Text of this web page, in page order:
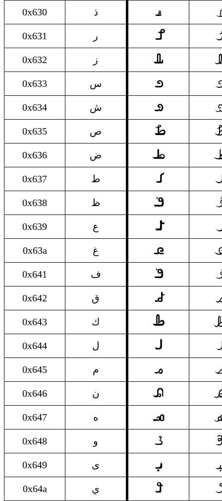
0x630 ذ ذ
0x631 ر ر 𐴌
0x632 ز ز
0x633 س س
0x634 ش ش
0x635 ص ص
0x636 ض ض
0x637 ط ط
0x638 ظ ظ
0x639 ع ع
0x63a غ غ
0x641 ف ف
0x642 ق ق
0x643 ك ك
0x644 ل ل 𐴓
0x645 م م
0x646 ن ن
0x647 ه ه
0x648 و و 𐴖
0x649 ى ى
0x64a ي ي